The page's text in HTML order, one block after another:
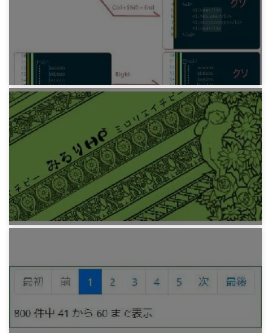
Visual Studio 2017 のマルチカーソルが役立た
ず
6年前
みろりHP v3.5